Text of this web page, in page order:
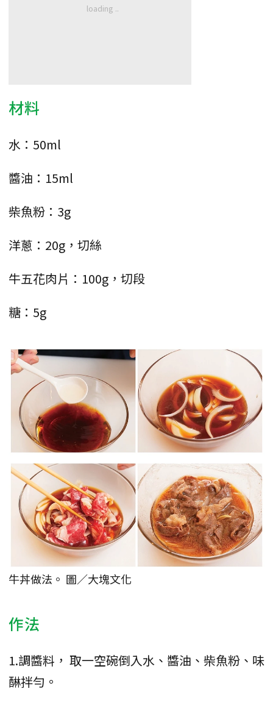
材料
水：50ml
醬油：15ml
柴魚粉：3g
洋蔥：20g，切絲
牛五花肉片：100g，切段
糖：5g
牛丼做法。 圖／大塊文化
作法
1.調醬料， 取一空碗倒入水、醬油、柴魚粉、味
醂拌勻。